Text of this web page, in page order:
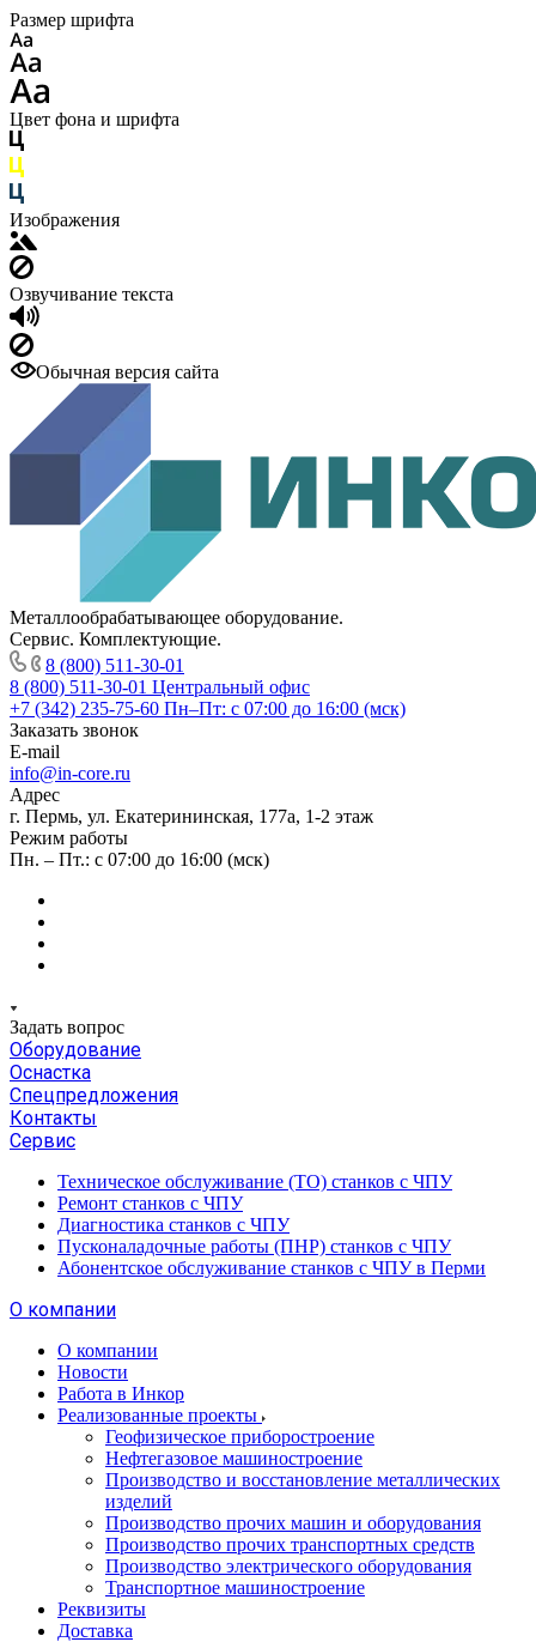
Размер шрифта
Цвет фона и шрифта
Изображения
Озвучивание текста
Обычная версия сайта
Металлообрабатывающее оборудование.
Сервис. Комплектующие.
8 (800) 511-30-01
8 (800) 511-30-01 Центральный офис
+7 (342) 235-75-60 Пн–Пт: с 07:00 до 16:00 (мск)
Заказать звонок
E-mail
info@in-core.ru
Адрес
г. Пермь, ул. ​Екатерининская, 177а, ​1-2 этаж
Режим работы
Пн. – Пт.: с 07:00 до 16:00 (мск)
Задать вопрос
Оборудование
Оснастка
Спецпредложения
Контакты
Сервис
Техническое обслуживание (ТО) станков с ЧПУ
Ремонт станков с ЧПУ
Диагностика станков с ЧПУ
Пусконаладочные работы (ПНР) станков с ЧПУ
Абонентское обслуживание станков с ЧПУ в Перми
О компании
О компании
Новости
Работа в Инкор
Реализованные проекты
Геофизическое приборостроение
Нефтегазовое машиностроение
Производство и восстановление металлических
изделий
Производство прочих машин и оборудования
Производство прочих транспортных средств
Производство электрического оборудования
Транспортное машиностроение
Реквизиты
Доставка